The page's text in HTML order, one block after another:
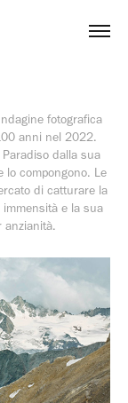
fotografica
anni nel 2022.
dalla sua
lo compongono. Le
di catturare la
e la sua
anzianità.